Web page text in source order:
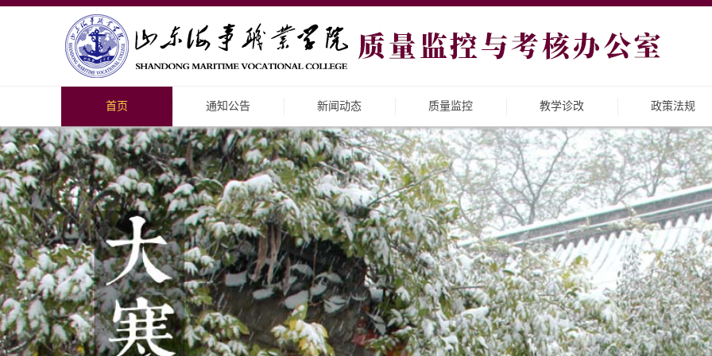
首页 通知公告 新闻动态 质量监控 教学诊改 政策法规